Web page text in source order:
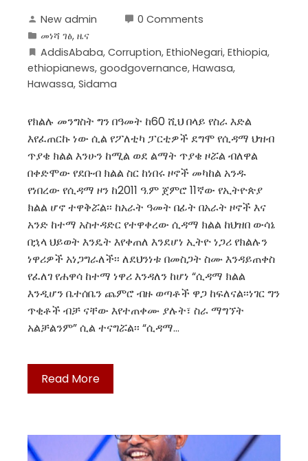
New admin
0 Comments
መነሻ ገፅ, ዜና
AddisAbaba, Corruption, EthioNegari, Ethiopia,
ethiopianews, goodgovernance, Hawasa,
Hawassa, Sidama
የክልሉ መንግስት ግን በዓመት ከ60 ሺህ በላይ የስራ እድል
እየፈጠርኩ ነው ሲል የፖለቲካ ፓርቲዎች ደግሞ የሲዳማ ህዝብ
ጥያቄ ክልል እንሁን ከሚል ወደ ልማት ጥያቄ ዞሯል ብለዋል
በቀድሞው የደቡብ ክልል ስር ከነበሩ ዞኖች መካከል አንዱ
የነበረው የሲዳማ ዞን ከ2011 ዓ.ም ጀምሮ 11ኛው የኢትዮጵያ
ክልል ሆኖ ተዋቅሯል፡፡ ከአራት ዓመት በፊት በአራት ዞኖች እና
አንድ ከተማ አስተዳድር የተዋቀረው ሲዳማ ክልል ከህዝበ ውሳኔ
በኋላ ህይወት እንዴት እየቀጠለ እንደሆነ ኢትዮ ነጋሪ የክልሉን
ነዋሪዎች አነጋግራለች፡፡ ለደህንነቱ በመስጋት ስሙ እንዳይጠቀስ
የፈለገ የሐዋሳ ከተማ ነዋሪ እንዳለን ከሆነ “ሲዳማ ክልል
እንዲሆን ቤተሰቤን ጨምሮ ብዙ ወጣቶች ዋጋ ከፍለናል፡፡ነገር ግን
ጥቂቶች ብቻ ናቸው እየተጠቀሙ ያሉት፣ ስራ ማግኘት
አልቻልንም” ሲል ተናግሯል፡፡ “ሲዳማ…
Read More